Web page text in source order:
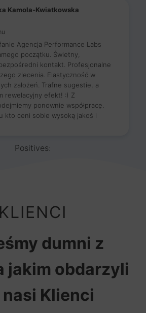
Kamola-Kwiatkowska
Agencja Performance Labs
początku. Świetny,
kontakt. Profesjonalne
zlecenia. Elastyczność w
założeń. Trafne sugestie, a
rewelacyjny efekt! :) Z
ponownie współpracę.
kto ceni sobie wysoką jakoś i
Positives:
KLIENCI
dumni z
jakim obdarzyli
nasi Klienci